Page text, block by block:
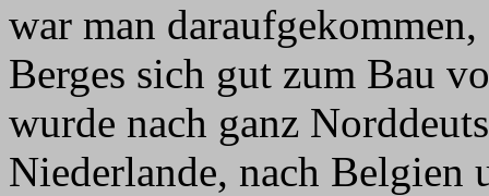
war man
Berges sich gut zum Bau
wurde nach ganz
Niederlande, nach